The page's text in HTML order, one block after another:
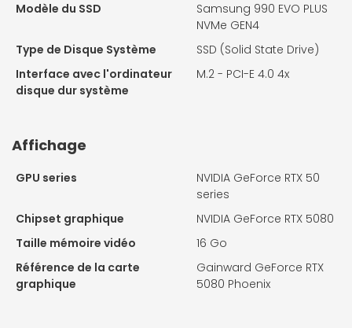
Modèle du SSD
Samsung 990 EVO PLUS
NVMe GEN4
Type de Disque Système
SSD (Solid State Drive)
Interface avec l'ordinateur
disque dur système
M.2 - PCI-E 4.0 4x
Affichage
GPU series
NVIDIA GeForce RTX 50
series
Chipset graphique
NVIDIA GeForce RTX 5080
Taille mémoire vidéo
16 Go
Référence de la carte
graphique
Gainward GeForce RTX
5080 Phoenix